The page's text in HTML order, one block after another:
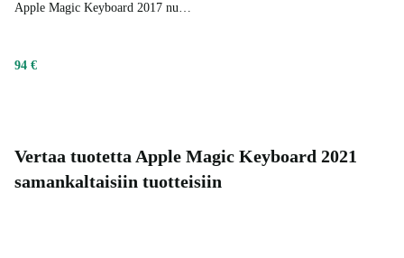
Apple Magic Keyboard 2017 numeronäppäimistöllä
94 €
Vertaa tuotetta Apple Magic Keyboard 2021
samankaltaisiin tuotteisiin